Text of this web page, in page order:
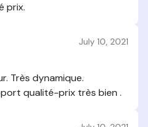
prix.
July 10, 2021
Très dynamique.
qualité-prix très bien .